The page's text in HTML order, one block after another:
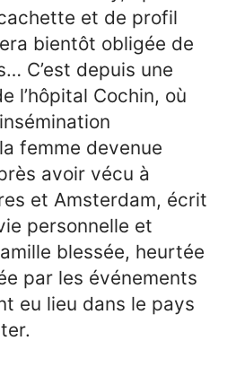
et de profil
bientôt obligée de
C’est depuis une
l’hôpital Cochin, où
femme devenue
avoir vécu à
et Amsterdam, écrit
personnelle et
blessée, heurtée
par les événements
eu lieu dans le pays